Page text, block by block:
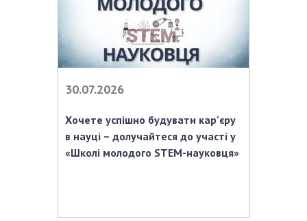
ЗАСІДАННЯ ПРЕЗИДІЇ НАН УКРАЇНИ
НАУКОВІ ВИДАННЯ
МЕДІА ПРО НАС
АКАДЕМІЯ КОМЕНТУЄ
КОНТАКТИ
30.07.2026
Хочете успішно будувати кар'єру
в науці – долучайтеся до участі у
«Школі молодого STEM-науковця»